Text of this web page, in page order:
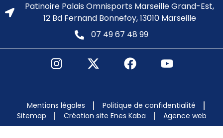
Patinoire Palais Omnisports Marseille Grand-Est,
12 Bd Fernand Bonnefoy, 13010 Marseille
07 49 67 48 99
Mentions légales
Politique de confidentialité
Sitemap
Création site Enes Kaba Agence web